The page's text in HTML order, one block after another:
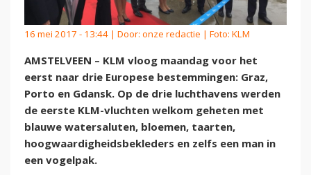
16 mei 2017 - 13:44 | Door: onze redactie | Foto: KLM
AMSTELVEEN – KLM vloog maandag voor het
eerst naar drie Europese bestemmingen: Graz,
Porto en Gdansk. Op de drie luchthavens werden
de eerste KLM-vluchten welkom geheten met
blauwe watersaluten, bloemen, taarten,
hoogwaardigheidsbekleders en zelfs een man in
een vogelpak.